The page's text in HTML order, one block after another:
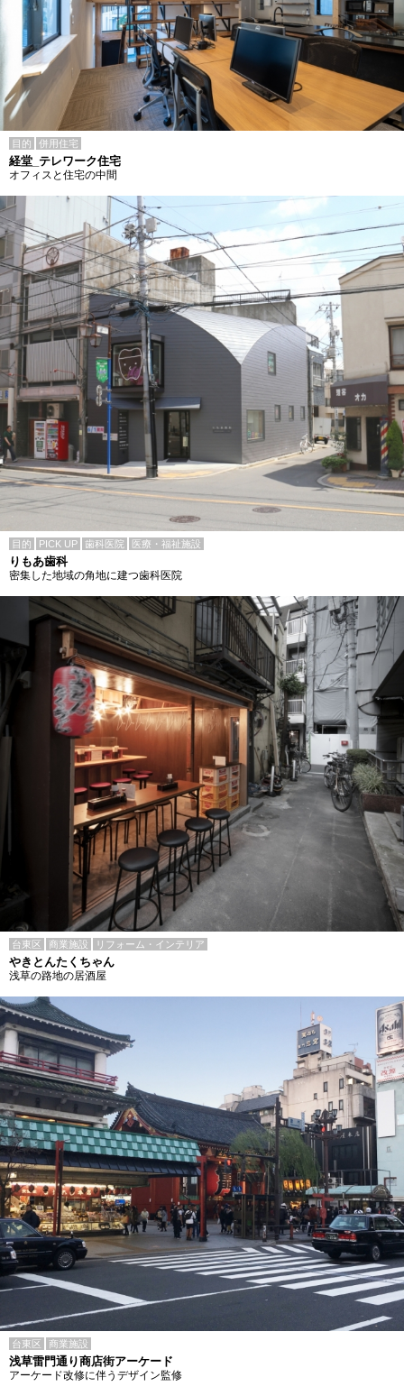
目的 併用住宅
経堂_テレワーク住宅
オフィスと住宅の中間
目的 PICK UP 歯科医院 医療・福祉施設
りもあ歯科
密集した地域の角地に建つ歯科医院
台東区 商業施設 リフォーム・インテリア
やきとんたくちゃん
浅草の路地の居酒屋
台東区 商業施設
浅草雷門通り商店街アーケード
アーケード改修に伴うデザイン監修